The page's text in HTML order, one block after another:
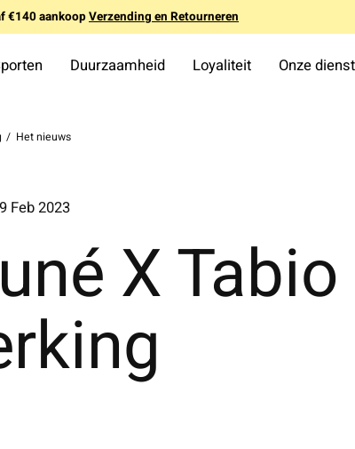
€140 aankoopVerzending en Retourneren
Duurzaamheid Loyaliteit Onze
/ Het nieuws
Feb 2023
X